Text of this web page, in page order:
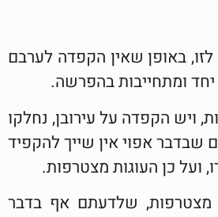
לזו, באופן שאין הקפדה לערבם
ומתחייבות בהפרשה.
ויש הקפדה על עירובן, נחלקו
שבדבר אפוי אין שייך להקפיד
ועל כן העוגות מצטרפות.
מצטרפות, שלדעתם אף בדבר